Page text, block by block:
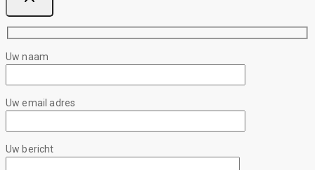
Uw naam
Uw email adres
Uw bericht